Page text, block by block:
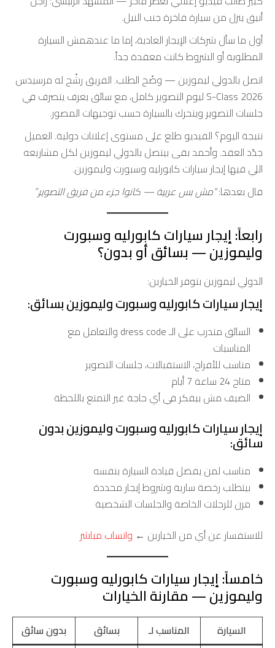
أنيق ينزل من سيارة فاخرة جنب النيل.
أول ما سأل شركات الإيجار العادية، إما ما عندهمش السيارة
المطلوبة أو الشروط كانت معقدة جداً.
اتصل بالدولي ليموزين — وضّح الطلب. الفريق رشّح له مرسيدس
S-Class 2026 ليوم التصوير كامل، مع سائق يعرف يتصرف في
جلسات التصوير ويتحرك بالسيارة حسب توجيهات المصور.
نتيجة اليوم؟ الفيديو طلع على مستوى إعلانات دولية. العميل
جدّد العقد. وأحمد بقى بيتصل بالدولي ليموزين لكل مشاريعه
اللي فيها إيجار سيارات كابورليه وسبورت وليموزين.
قال بعدها:“مش بس عربية — كانوا جزء من فريق التصوير.”
رابعاً: إيجار سيارات كابورليه وسبورت
وليموزين — بسائق أو بدون؟
الدولي ليموزين بتوفر الخيارين:
إيجار سيارات كابورليه وسبورت وليموزين بسائق:
السائق متدرب على الـ dress code والتعامل مع
المناسبات
مناسب للأفراح، الاستقبالات، جلسات التصوير
متاح 24 ساعة 7 أيام
الضيف مش بيفكر في أي حاجة غير التمتع باللحظة
إيجار سيارات كابورليه وسبورت وليموزين بدون
سائق:
مناسب لمن يفضل قيادة السيارة بنفسه
بيتطلب رخصة سارية وشروط إيجار محددة
مرن للرحلات الخاصة والجلسات الشخصية
للاستفسار عن أي من الخيارين ← واتساب مباشر
خامساً: إيجار سيارات كابورليه وسبورت
وليموزين — مقارنة الخيارات
السيارة المناسب لـ بسائق
بدون سائق